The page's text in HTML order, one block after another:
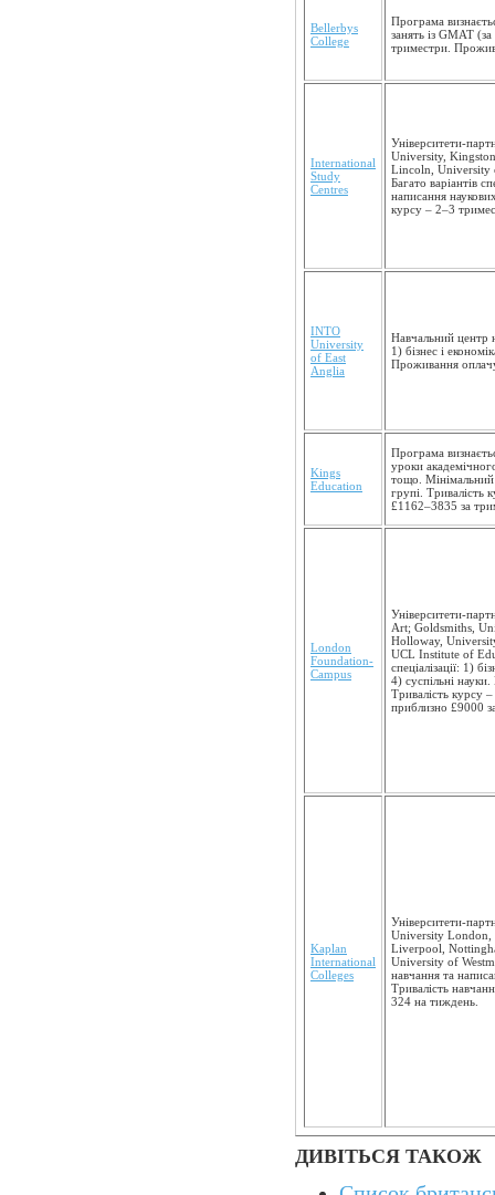
Bellerbys
College
Програма
занять із GMAT
триместри.
International
Study
Centres
Університети-
University,
Lincoln, University
Багато варіантів
написання
курсу – 2–3
INTO
University
of East
Anglia
Навчальний центр
1) бізнес і
Проживання
Kings
Education
Програма
уроки
тощо. Мінімальний
групі. Тривалість
£1162–3835 за
London
Foundation­
Campus
Університети-
Art; Goldsmiths,
Holloway,
UCL Institute of
спеціалізації: 1)
4) суспільні
Тривалість курсу
приблизно £9000
Kaplan
International
Colleges
Університети-
University London,
Liverpool,
University of
навчання та
Тривалість
324 на тиждень.
ДИВІТЬСЯ ТАКОЖ